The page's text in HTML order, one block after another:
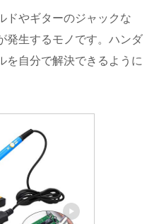
ドやギターのジャックな
発生するモノです。ハンダ
を自分で解決できるように